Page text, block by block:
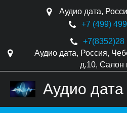
Аудио дата,
+7 (499)
+7(8352)28
Аудио дата, Россия,
д.10, Салон
Аудио дата